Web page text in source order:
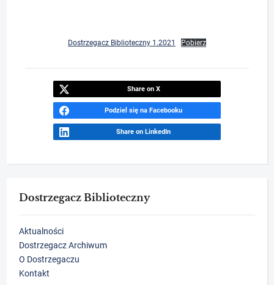
Dostrzegacz Biblioteczny 1.2021 Pobierz
Share on X
Podziel się na Facebooku
Share on LinkedIn
Dostrzegacz Biblioteczny
Aktualności
Dostrzegacz Archiwum
O Dostrzegaczu
Kontakt